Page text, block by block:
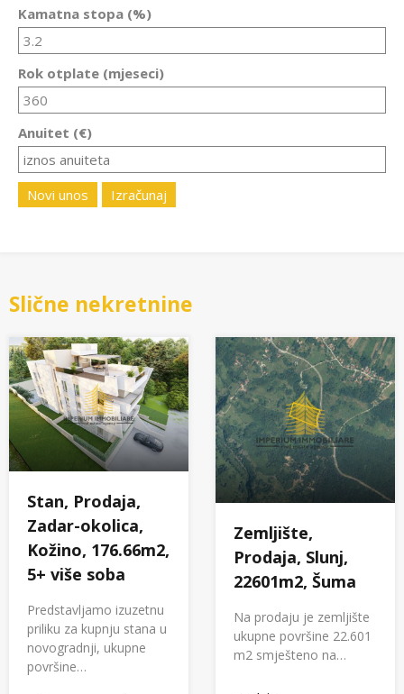
Kamatna stopa (%)
Rok otplate (mjeseci)
Anuitet (€)
Novi unos Izračunaj
Slične nekretnine
Stan, Prodaja,
Zadar-okolica,
Kožino, 176.66m2,
5+ više soba
Predstavljamo izuzetnu
priliku za kupnju stana u
novogradnji, ukupne
površine…
Zemljište,
Prodaja, Slunj,
22601m2, Šuma
Na prodaju je zemljište
ukupne površine 22.601
m2 smješteno na…